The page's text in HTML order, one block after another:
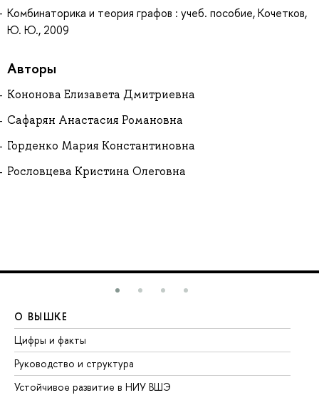
Комбинаторика и теория графов : учеб. пособие, Кочетков,
Ю. Ю., 2009
Авторы
Кононова Елизавета Дмитриевна
Сафарян Анастасия Романовна
Горденко Мария Константиновна
Рословцева Кристина Олеговна
О ВЫШКЕ
Цифры и факты
Руководство и структура
Устойчивое развитие в НИУ ВШЭ